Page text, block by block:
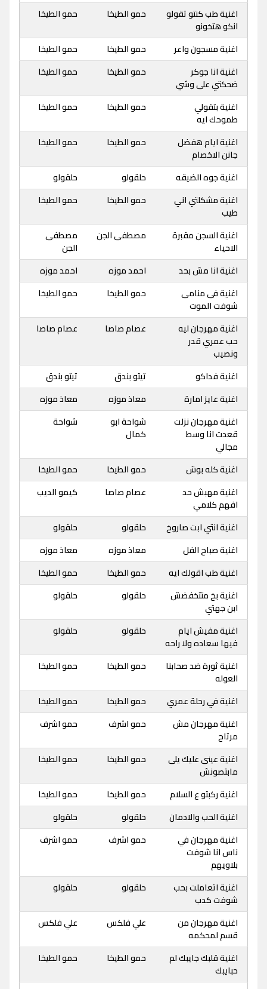
اغنية طب كنتو تقولو
انكو هتخونو
حمو الطيخا حمو الطيخا
اغنية مسجون واعر حمو الطيخا
حمو الطيخا
اغنية انا جوكر
ضحكتي على وشي
حمو الطيخا حمو الطيخا
اغنية بتقولي
طموحك ايه
حمو الطيخا حمو الطيخا
اغنية ايام هفضل
جانن الاخصام
حمو الطيخا حمو الطيخا
اغنية جوه الضيقه حلقولو
حلقولو
اغنية مشكلتي اني
طيب
حمو الطيخا حمو الطيخا
اغنية السجن مقبرة
الاحياء
مصطفى الجن
مصطفى
الجن
اغنية انا مش بحد
احمد موزه
احمد موزه
اغنية فى منامى
شوفت الموت
حمو الطيخا حمو الطيخا
اغنية مهرجان ليه
حب عمري قدر
ونصيب
عصام صاصا عصام صاصا
اغنية فداكو تيتو بندق
تيتو بندق
اغنية عايز امارة
معاذ موزه
معاذ موزه
اغنية مهرجان نزلت
قعدت انا وسط
مجالي
شواحة ابو
كمال
شواحة
اغنية كله بوش حمو الطيخا
حمو الطيخا
اغنية مهبش حد
افهم كلامي
عصام صاصا كيمو الديب
اغنية انتي ابت صاروخ حلقولو
حلقولو
اغنية صباح الفل
معاذ موزه
معاذ موزه
اغنية طب اقولك ايه
حمو الطيخا
حمو الطيخا
اغنية بخ متتخفضش
ابن جهتي
حلقولو حلقولو
اغنية مفيش ايام
فيها سعاده ولا راحه
حلقولو حلقولو
اغنية ثورة ضد صحابنا
العوله
حمو الطيخا حمو الطيخا
اغنية في رحلة عمري حمو الطيخا
حمو الطيخا
اغنية مهرجان مش
مرتاح
حمو اشرف حمو اشرف
اغنية عينى عليك يلى
مابتصونش
حمو الطيخا حمو الطيخا
اغنية ركبتو ع السلام حمو الطيخا
حمو الطيخا
اغنية الحب والادمان
حلقولو
حلقولو
اغنية مهرجان في
ناس انا شوفت
بلاويهم
حمو اشرف حمو اشرف
اغنية اتعاملت بحب
شوفت كدب
حلقولو حلقولو
اغنية مهرجان من
قسم لمحكمه
علي فلكس علي فلكس
اغنية قلبك جايبك لم
حبايبك
حمو الطيخا حمو الطيخا